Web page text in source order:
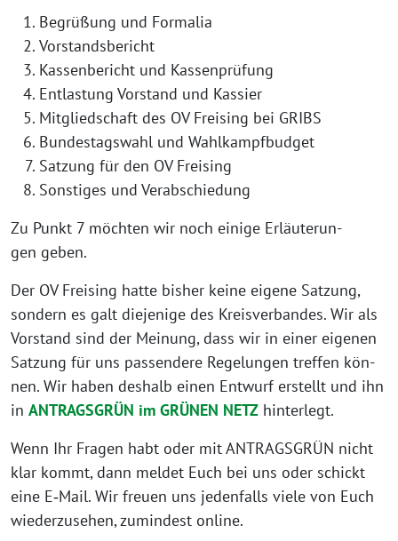
Begrü­ßung und Formalia
Vor­stands­be­richt
Kas­sen­be­richt und Kassenprüfung
Ent­las­tung Vor­stand und Kassier
Mit­glied­schaft des OV Frei­sing bei GRIBS
Bun­des­tags­wahl und Wahlkampfbudget
Sat­zung für den OV Freising
Sons­ti­ges und Verabschiedung
Zu Punkt 7 möch­ten wir noch eini­ge Erläu­te­run­
gen geben.
Der OV Frei­sing hat­te bis­her kei­ne eige­ne Sat­zung,
son­dern es galt die­je­ni­ge des Kreis­ver­ban­des. Wir als
Vor­stand sind der Mei­nung, dass wir in einer eige­nen
Sat­zung für uns pas­sen­de­re Rege­lun­gen tref­fen kön­
nen. Wir haben des­halb einen Ent­wurf erstellt und ihn
in ANTRAGSGRÜN im GRÜNEN NETZ hinterlegt.
Wenn Ihr Fra­gen habt oder mit ANTRAGSGRÜN nicht
klar kommt, dann mel­det Euch bei uns oder schickt
eine E‑Mail. Wir freu­en uns jeden­falls vie­le von Euch
wie­der­zu­se­hen, zumin­dest online.